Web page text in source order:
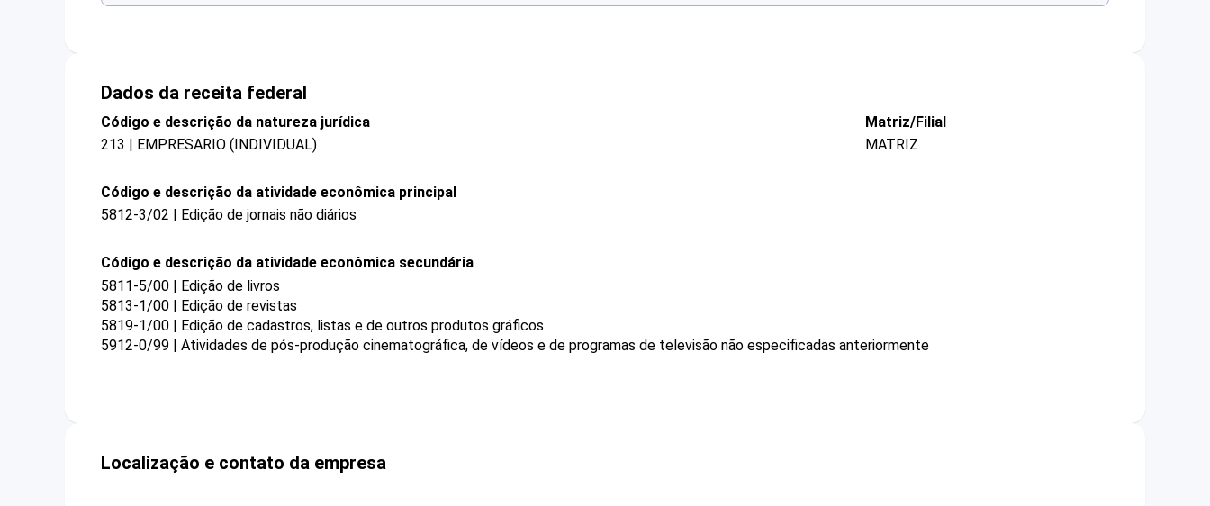
Dados da receita federal
Código e descrição da natureza jurídica
213 | EMPRESARIO (INDIVIDUAL)
Matriz/Filial
MATRIZ
Código e descrição da atividade econômica principal
5812-3/02 | Edição de jornais não diários
Código e descrição da atividade econômica secundária
5811-5/00 | Edição de livros
5813-1/00 | Edição de revistas
5819-1/00 | Edição de cadastros, listas e de outros produtos gráficos
5912-0/99 | Atividades de pós-produção cinematográfica, de vídeos e de programas de televisão não especificadas anteriormente
Localização e contato da empresa